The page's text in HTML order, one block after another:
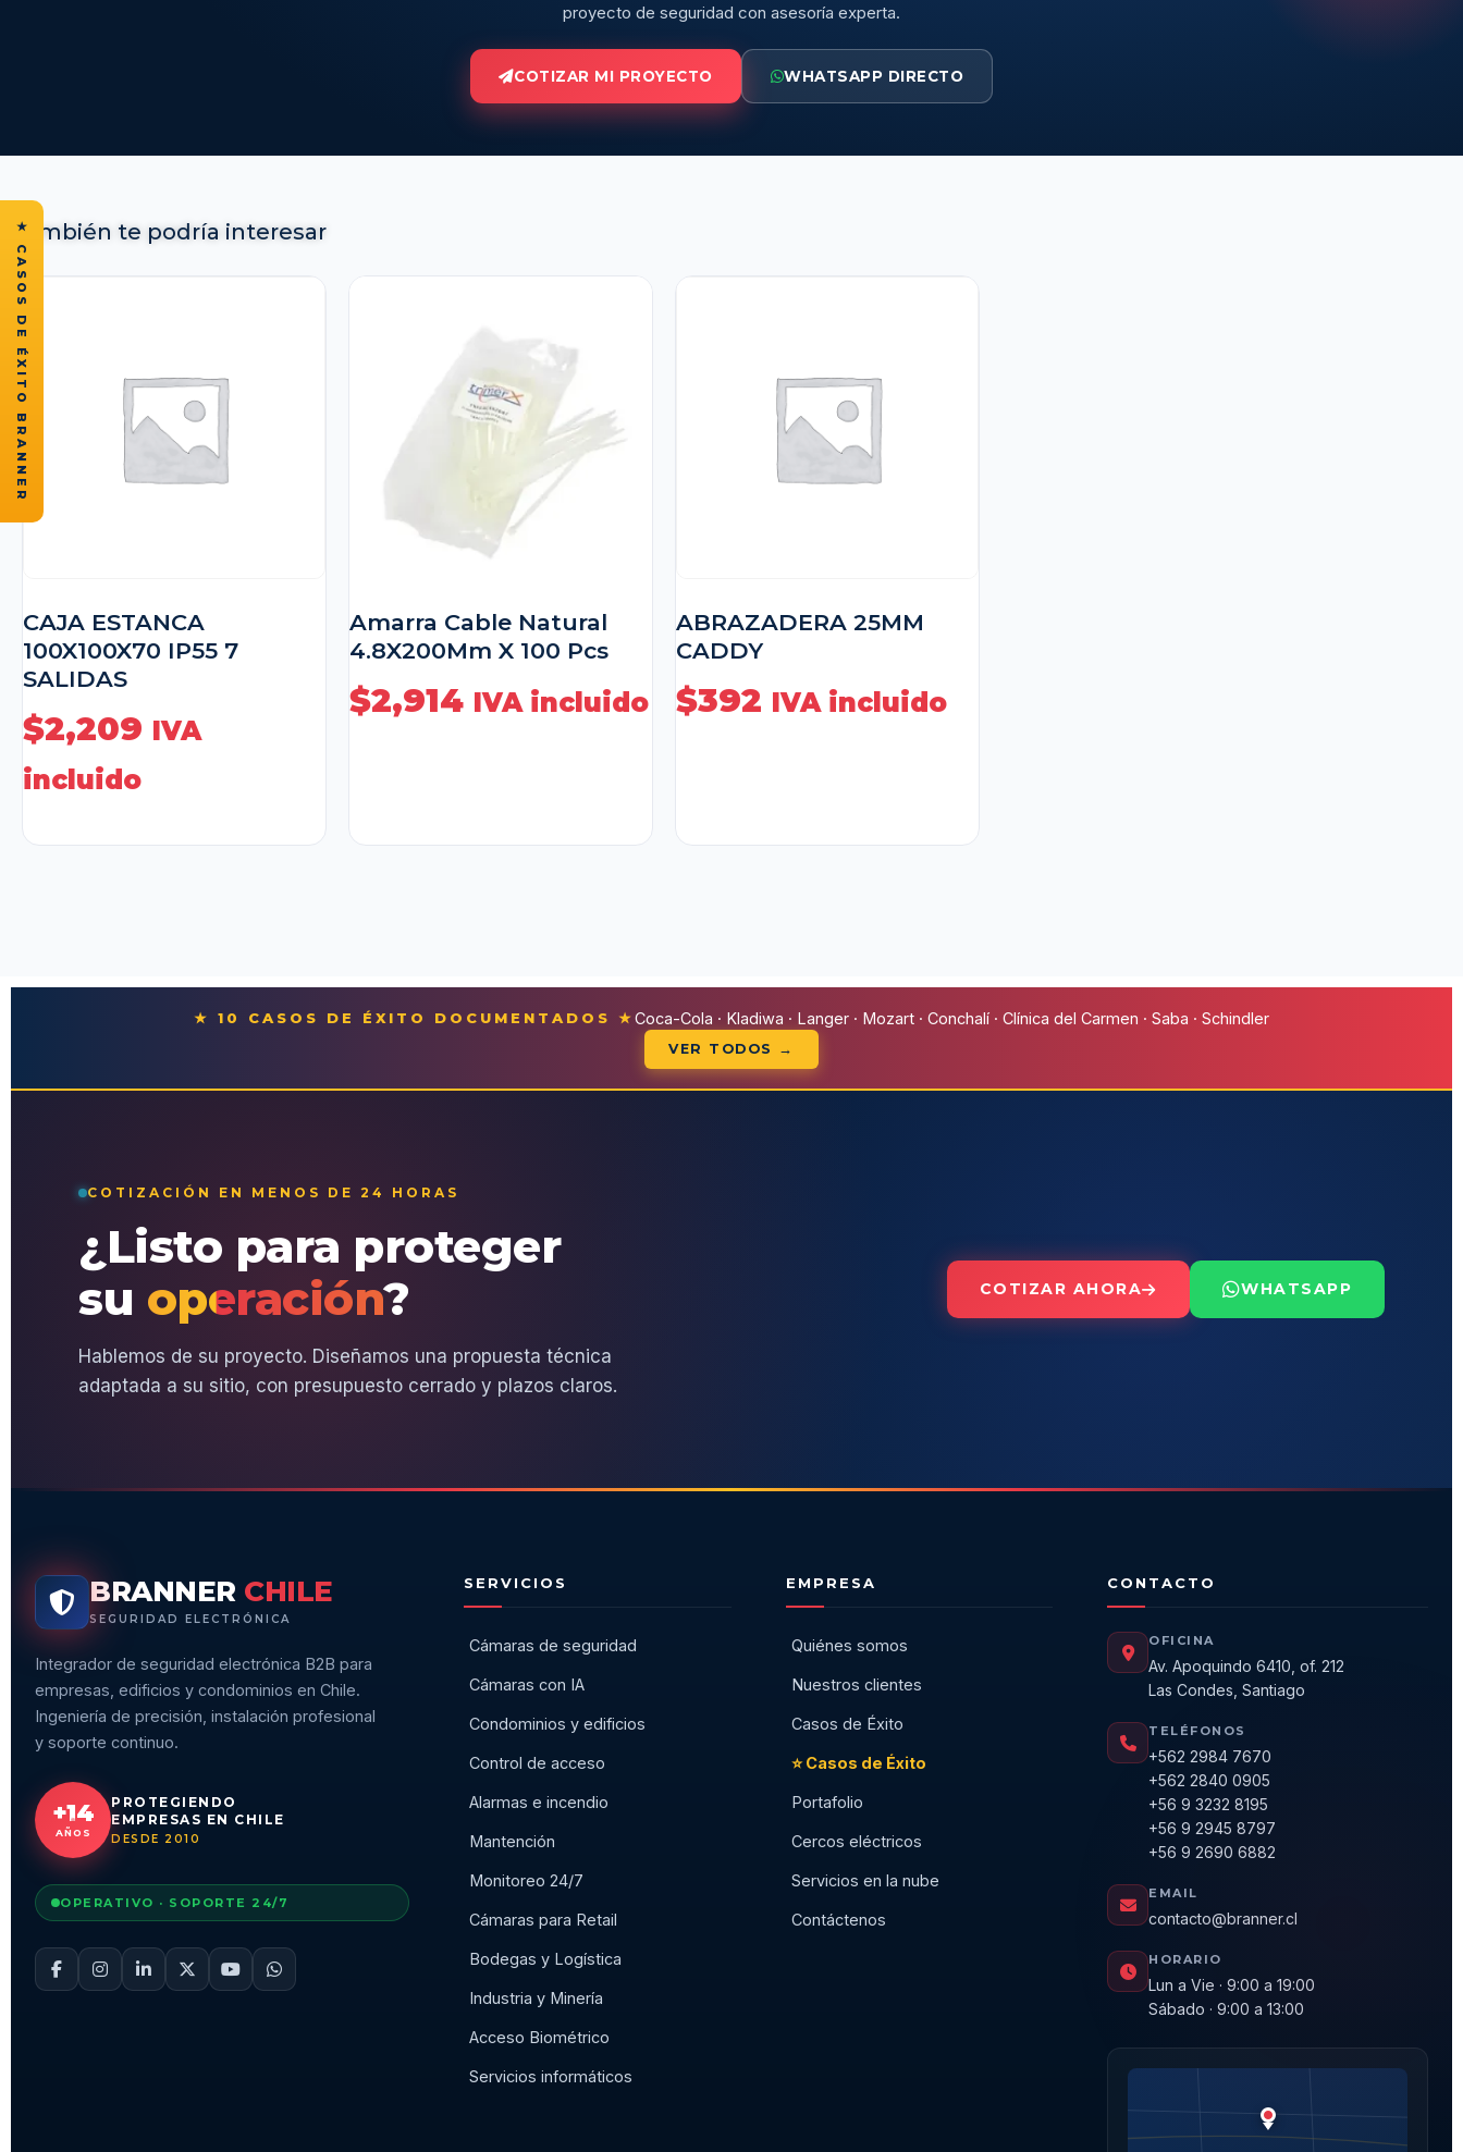
proyecto de seguridad con asesoría experta.
COTIZAR MI PROYECTO WHATSAPP DIRECTO
También te podría interesar
CAJA ESTANCA
100X100X70 IP55 7
SALIDAS
$2,209 IVA
incluido
Amarra Cable Natural
4.8X200Mm X 100 Pcs
$2,914 IVA incluido
ABRAZADERA 25MM
CADDY
$392 IVA incluido
★ 10 CASOS DE ÉXITO DOCUMENTADOS ★Coca-Cola · Kladiwa · Langer · Mozart · Conchalí · Clínica del Carmen · Saba · Schindler
VER TODOS →
COTIZACIÓN EN MENOS DE 24 HORAS
¿Listo para proteger
su operación?
Hablemos de su proyecto. Diseñamos una propuesta técnica
adaptada a su sitio, con presupuesto cerrado y plazos claros.
COTIZAR AHORA WHATSAPP
BRANNER CHILE
SEGURIDAD ELECTRÓNICA
Integrador de seguridad electrónica B2B para
empresas, edificios y condominios en Chile.
Ingeniería de precisión, instalación profesional
y soporte continuo.
+14
AÑOS
PROTEGIENDO
EMPRESAS EN CHILE
DESDE 2010
OPERATIVO · SOPORTE 24/7
SERVICIOS
Cámaras de seguridad
Cámaras con IA
Condominios y edificios
Control de acceso
Alarmas e incendio
Mantención
Monitoreo 24/7
Cámaras para Retail
Bodegas y Logística
Industria y Minería
Acceso Biométrico
Servicios informáticos
EMPRESA
Quiénes somos
Nuestros clientes
Casos de Éxito
⭐ Casos de Éxito
Portafolio
Cercos eléctricos
Servicios en la nube
Contáctenos
CONTACTO
OFICINA
Av. Apoquindo 6410, of. 212
Las Condes, Santiago
TELÉFONOS
+562 2984 7670
+562 2840 0905
+56 9 3232 8195
+56 9 2945 8797
+56 9 2690 6882
EMAIL
contacto@branner.cl
HORARIO
Lun a Vie · 9:00 a 19:00
Sábado · 9:00 a 13:00
★ CASOS DE ÉXITO BRANNER